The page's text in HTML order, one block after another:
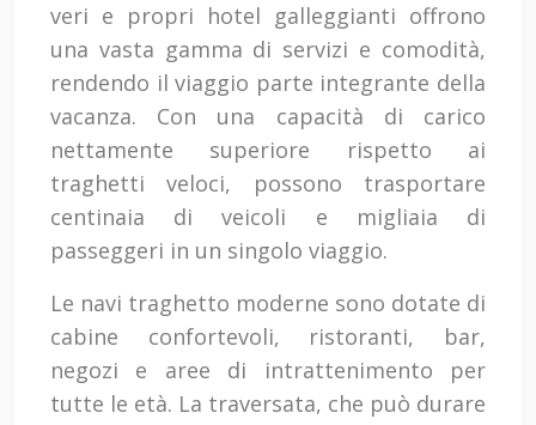
veri e propri hotel galleggianti offrono
una vasta gamma di servizi e comodità,
rendendo il viaggio parte integrante della
vacanza. Con una capacità di carico
nettamente superiore rispetto ai
traghetti veloci, possono trasportare
centinaia di veicoli e migliaia di
passeggeri in un singolo viaggio.
Le navi traghetto moderne sono dotate di
cabine confortevoli, ristoranti, bar,
negozi e aree di intrattenimento per
tutte le età. La traversata, che può durare